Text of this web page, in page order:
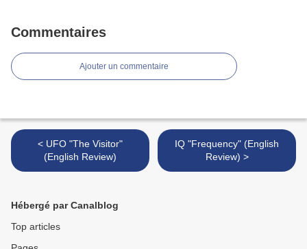
Commentaires
Ajouter un commentaire
< UFO "The Visitor"
(English Review)
IQ "Frequency" (English
Review) >
Hébergé par Canalblog
Top articles